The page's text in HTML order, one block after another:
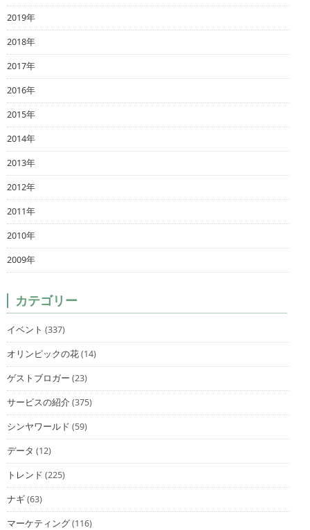
2019年
2018年
2017年
2016年
2015年
2014年
2013年
2012年
2011年
2010年
2009年
カテゴリー
イベント (337)
オリンピックの花(14)
ゲストブロガー (23)
サービスの紹介(375)
シンヤワールド (59)
データ (12)
トレンド (225)
ナギ(63)
マーケティング(116)